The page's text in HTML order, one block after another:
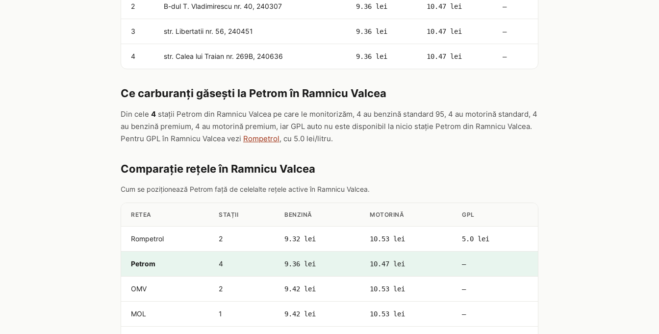
2 B-dul T. Vladimirescu nr. 40, 240307 9.36 lei 10.47 lei —
3 str. Libertatii nr. 56, 240451 9.36 lei 10.47 lei —
4 str. Calea lui Traian nr. 269B, 240636 9.36 lei 10.47 lei —
Ce carburanți găsești la Petrom în Ramnicu Valcea
Din cele 4 stații Petrom din Ramnicu Valcea pe care le monitorizăm, 4 au benzină standard 95, 4 au motorină standard, 4
au benzină premium, 4 au motorină premium, iar GPL auto nu este disponibil la nicio stație Petrom din Ramnicu Valcea.
Pentru GPL în Ramnicu Valcea vezi Rompetrol, cu 5.0 lei/litru.
Comparație rețele în Ramnicu Valcea
Cum se poziționează Petrom față de celelalte rețele active în Ramnicu Valcea.
RETEA STAȚII BENZINĂ MOTORINĂ GPL
Rompetrol 2 9.32 lei 10.53 lei 5.0 lei
Petrom 4 9.36 lei 10.47 lei —
OMV 2 9.42 lei 10.53 lei —
MOL 1 9.42 lei 10.53 lei —